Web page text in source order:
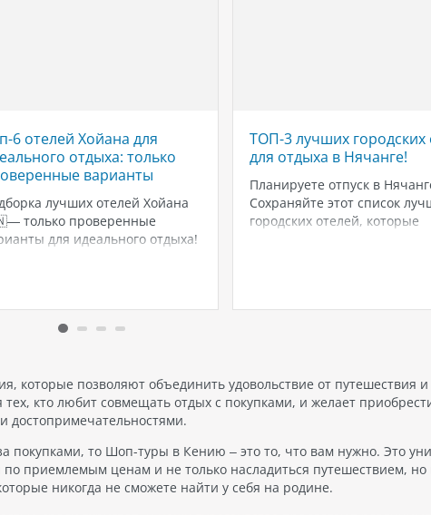
6 отелей Хойана для
отдыха: только
варианты
лучших отелей Хойана
только проверенные
для идеального отдыха!
отелей, которые
комфорт, атмосферу,
ТОП-3 лучших городских
для отдыха в Нячанге!
Планируете отпуск в
Сохраняйте этот список
городских отелей, которые
хочет быть рядом с
которые позволяют объединить удовольствие от путешествия и
кто любит совмещать отдых с покупками, и желает
достопримечательностями.
покупками, то Шоп-туры в Кению – это то, что вам нужно. Это
приемлемым ценам и не только насладиться путешествием, но
никогда не сможете найти у себя на родине.